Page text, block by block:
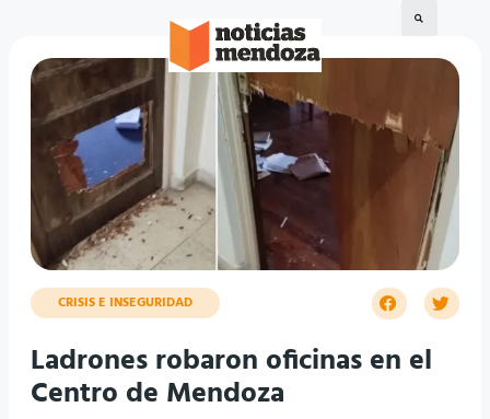
CRISIS E INSEGURIDAD
Ladrones robaron oficinas en el
Centro de Mendoza